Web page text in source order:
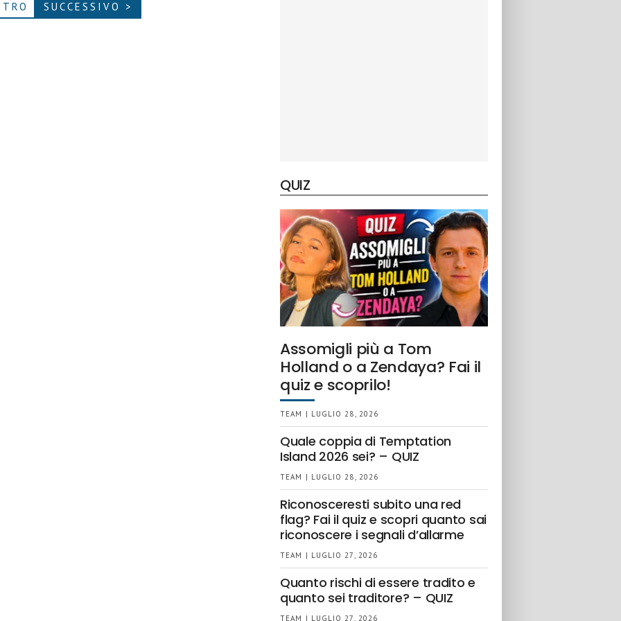
SUCCESSIVO >
QUIZ
Assomigli più a Tom
Holland o a Zendaya? Fai il
quiz e scoprilo!
TEAM | LUGLIO 28, 2026
Quale coppia di Temptation
Island 2026 sei? – QUIZ
TEAM | LUGLIO 28, 2026
Riconosceresti subito una red
flag? Fai il quiz e scopri quanto sai
riconoscere i segnali d’allarme
TEAM | LUGLIO 27, 2026
Quanto rischi di essere tradito e
quanto sei traditore? – QUIZ
TEAM | LUGLIO 27, 2026